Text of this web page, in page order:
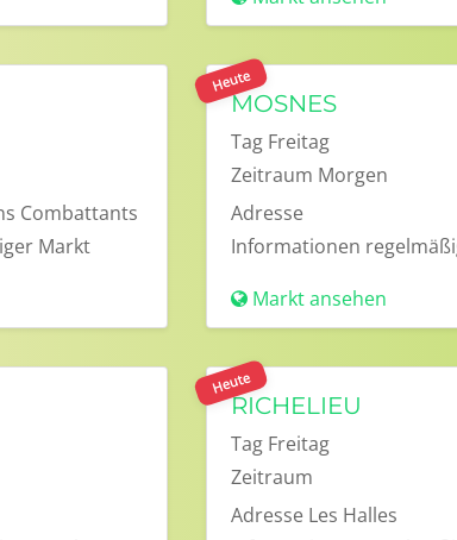
Combattants
Markt
Heute
MOSNES
Tag Freitag
Zeitraum Morgen
Adresse
Informationen
Markt ansehen
Heute
RICHELIEU
Tag Freitag
Zeitraum
Adresse Les Halles